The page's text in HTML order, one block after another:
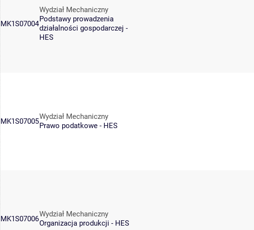
MK1S07004
Wydział Mechaniczny
Podstawy prowadzenia
działalności gospodarczej -
HES
MK1S07005
Wydział Mechaniczny
Prawo podatkowe - HES
MK1S07006
Wydział Mechaniczny
Organizacja produkcji - HES